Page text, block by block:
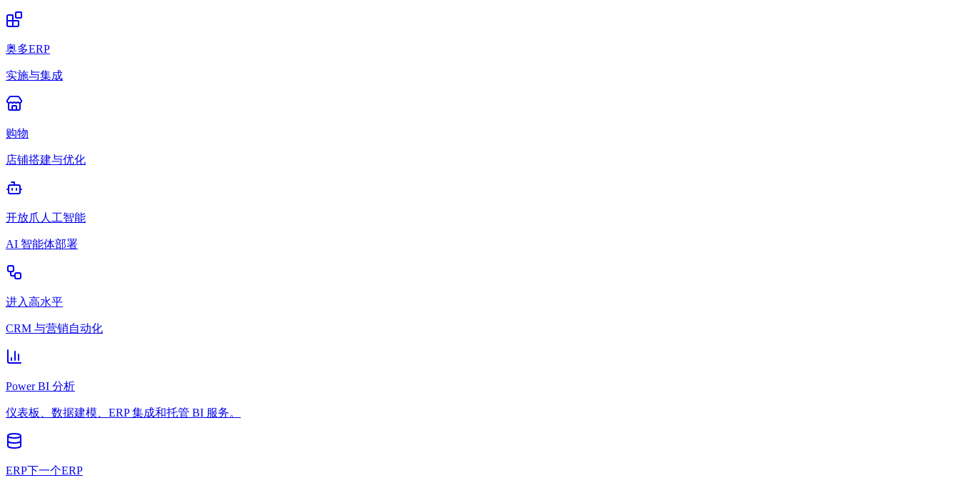
奥多ERP
实施与集成
购物
店铺搭建与优化
开放爪人工智能
AI 智能体部署
进入高水平
CRM 与营销自动化
Power BI 分析
仪表板、数据建模、ERP 集成和托管 BI 服务。
ERP下一个ERP